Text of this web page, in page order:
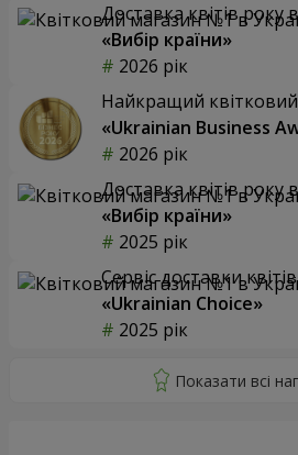
Доставка квітів року
«Вибір країни»
2026 рік
Найкращий
«Ukrainian Business
2026 рік
Доставка квітів року
«Вибір країни»
2025 рік
Сервіс доставки квітів
«Ukrainian Choice»
2025 рік